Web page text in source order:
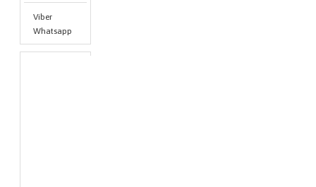
Viber
Whatsapp